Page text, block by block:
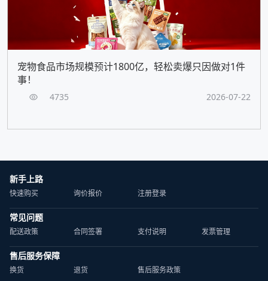
宠物食品市场规模预计1800亿，轻松卖爆只因做对1件
事！
4735 2026-07-22
新手上路
快速购买 询价报价 注册登录
常见问题
配送政策 合同签署 支付说明 发票管理
售后服务保障
换货 退货 售后服务政策